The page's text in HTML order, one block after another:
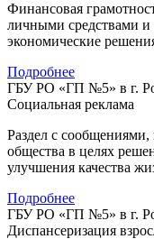
Финансовая
личными средствами
экономические
Подробнее
ГБУ РО «ГП №5» в г.
Социальная реклама
Раздел с
общества в целях
улучшения качества
Подробнее
ГБУ РО «ГП №5» в г.
Диспансеризация